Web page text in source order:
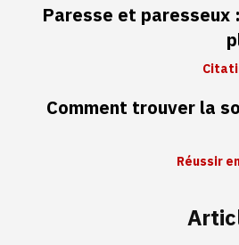
Paresse et
Comment trouver la
Réussir